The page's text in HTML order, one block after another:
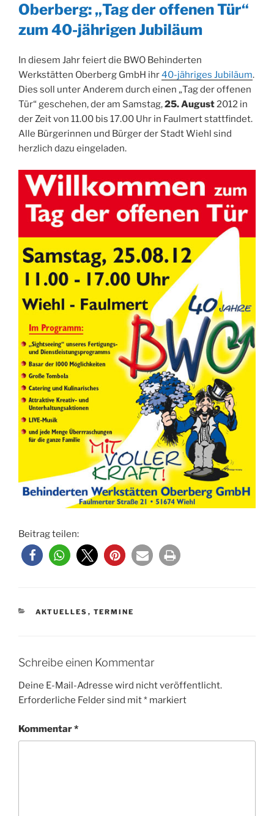
Oberberg: „Tag der offenen Tür“
zum 40-jährigen Jubiläum
In diesem Jahr feiert die BWO Behinderten
Werkstätten Oberberg GmbH ihr40-jähriges Jubiläum.
Dies soll unter Anderem durch einen „Tag der offenen
Tür“ geschehen, der am Samstag,25. August2012 in
der Zeit von 11.00 bis 17.00 Uhr in Faulmert stattfindet.
Alle Bürgerinnen und Bürger der Stadt Wiehl sind
herzlich dazu eingeladen.
Beitrag teilen:
KATEGORIEN
AKTUELLES , TERMINE
Schreibe einen Kommentar
Deine E-Mail-Adresse wird nicht veröffentlicht.
Erforderliche Felder sind mit* markiert
Kommentar*